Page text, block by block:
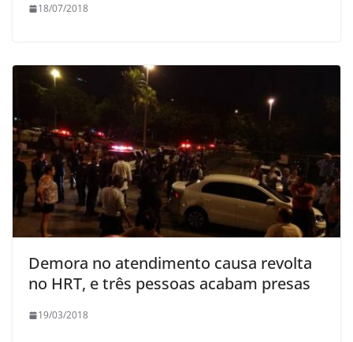
18/07/2018
Demora no atendimento causa revolta
no HRT, e três pessoas acabam presas
19/03/2018